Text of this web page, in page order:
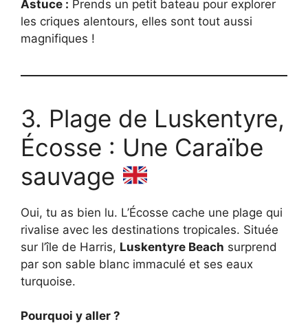
Astuce : Prends un petit bateau pour explorer
les criques alentours, elles sont tout aussi
magnifiques !
3. Plage de Luskentyre,
Écosse : Une Caraïbe
sauvage
Oui, tu as bien lu. L’Écosse cache une plage qui
rivalise avec les destinations tropicales. Située
sur l’île de Harris, Luskentyre Beach surprend
par son sable blanc immaculé et ses eaux
turquoise.
Pourquoi y aller ?